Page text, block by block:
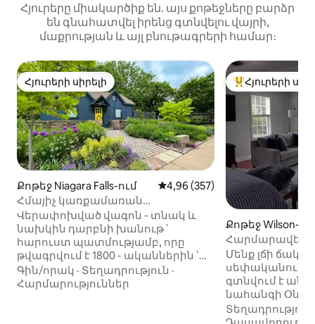
Հյուրերը միակարծիք են. այս քոթեջները բարձր
են գնահատվել իրենց գտնվելու վայրի,
մաքրության և այլ բնութագրերի համար։
Հյուրերի սիրելի
Հյուրերի սիրելի
Քոթեջ Niagara Falls-ում Միջին վարկանիշը՝ 5-ից
4,96 (357)
Հմայիչ կառքամառան
Նիագարայի գինեգործական
երկրում
Վերափոխված վագոն - տնակ և
նախկին դարբնի խանութ ՝
հարուստ պատմությամբ, որը
թվագրվում է 1800 - ականներին ՝
թարմացված բոլորովին նոր
ժամանակակից
Գին/որակ · Տեղադրություն ·
Հարմարություններ
Հյուրերի
Հյուրերի
Քոթեջ Wilson-
Հարմարավետ
Նիագարայի
Մենք լճի
գտնվում է
նահանգի
որտեղից
տեսարաններ,
Տեղադրություն